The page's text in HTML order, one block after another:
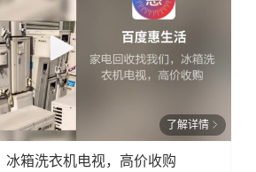
了解详情
冰箱洗衣机电视，高价收购